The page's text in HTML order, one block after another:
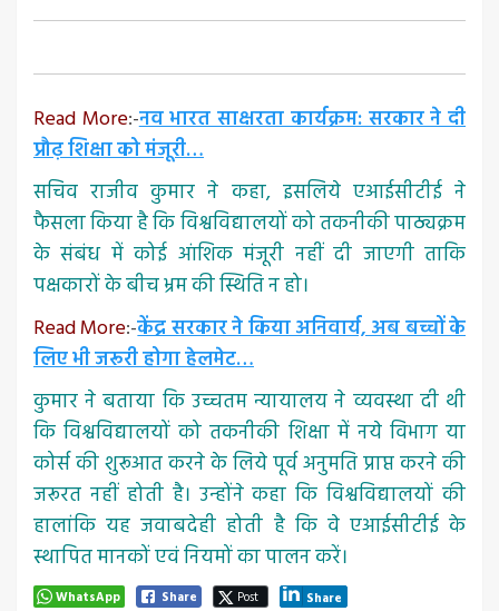
Read More:-नव भारत साक्षरता कार्यक्रम: सरकार ने दी
प्रौढ़ शिक्षा को मंजूरी…
सचिव राजीव कुमार ने कहा, इसलिये एआईसीटीई ने
फैसला किया है कि विश्वविद्यालयों को तकनीकी पाठ्यक्रम
के संबंध में कोई आंशिक मंजूरी नहीं दी जाएगी ताकि
पक्षकारों के बीच भ्रम की स्थिति न हो।
Read More:-केंद्र सरकार ने किया अनिवार्य, अब बच्चों के
लिए भी जरूरी होगा हेलमेट…
कुमार ने बताया कि उच्चतम न्यायालय ने व्यवस्था दी थी
कि विश्वविद्यालयों को तकनीकी शिक्षा में नये विभाग या
कोर्स की शुरूआत करने के लिये पूर्व अनुमति प्राप्त करने की
जरूरत नहीं होती है। उन्होंने कहा कि विश्वविद्यालयों की
हालांकि यह जवाबदेही होती है कि वे एआईसीटीई के
स्थापित मानकों एवं नियमों का पालन करें।
WhatsApp Share Post Share